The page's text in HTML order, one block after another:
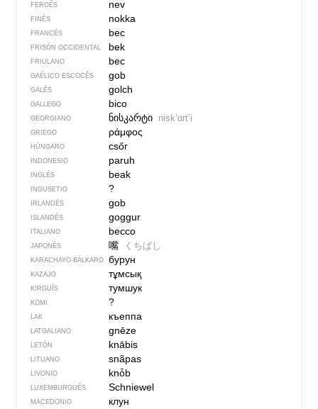
FEROÉS nev
FINÉS nokka
FRANCÉS bec
FRISÓN OCCIDENTAL bek
FRIULANO bec
GAÉLICO ESCOCÉS gob
GALÉS golch
GALLEGO bico
GEORGIANO ნისკარტი niskʼɑrtʼi
GRIEGO ράμφος
HÚNGARO csőr
INDONESIO paruh
INGLÉS beak
INGUSETIO ?
IRLANDÉS gob
ISLANDÉS goggur
ITALIANO becco
JAPONÉS 嘴 くちばし
KARACHAYO-BÁLKARO бурун
KAZAJO тұмсық
KIRGUÍS тумшук
KOMI ?
LAK къеппа
LATGALIANO gnēze
LETÓN knābis
LITUANO snãpas
LIVONIO knȱb
LUXEMBURGUÉS Schniewel
MACEDONIO клун